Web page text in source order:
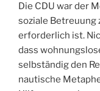
Die CDU war der
soziale Betreuung
erforderlich ist.
dass
selbständig den
nautische